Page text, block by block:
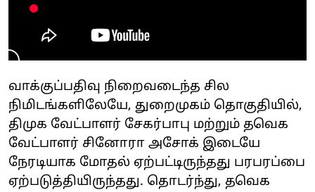
வாக்குப்பதிவு நிறைவடைந்த சில
நிமிடங்களிலேயே, துறைமுகம் தொகுதியில்,
திமுக வேட்பாளர் சேகர்பாபு மற்றும் தவெக
வேட்பாளர் சினோரா அசோக் இடையே
நேரடியாக மோதல் ஏற்பட்டிருந்தது பரபரப்பை
ஏற்படுத்தியிருந்தது. தொடர்ந்து, தவெக